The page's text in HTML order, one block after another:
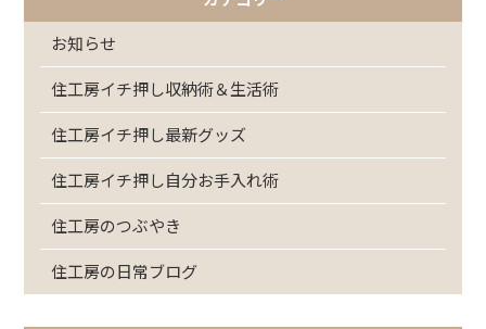
お知らせ
住工房イチ押し収納術＆生活術
住工房イチ押し最新グッズ
住工房イチ押し自分お手入れ術
住工房のつぶやき
住工房の日常ブログ